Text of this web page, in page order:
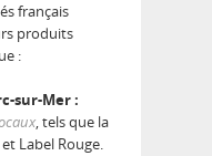
français
produits
:
sur-Mer :
, tels que la
Label Rouge.